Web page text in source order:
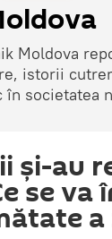
Moldova
istorii
societatea
și-au
se va
a